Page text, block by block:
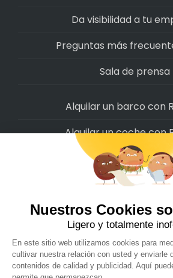
Da visibilidad a tu
Preguntas más
Sala de prensa
Alquilar un barco con
Alquilar un coche con
Alquilar una moto con
Alquilar una scooter con
Alquilar una bicicleta
Alquilar una autocaravana